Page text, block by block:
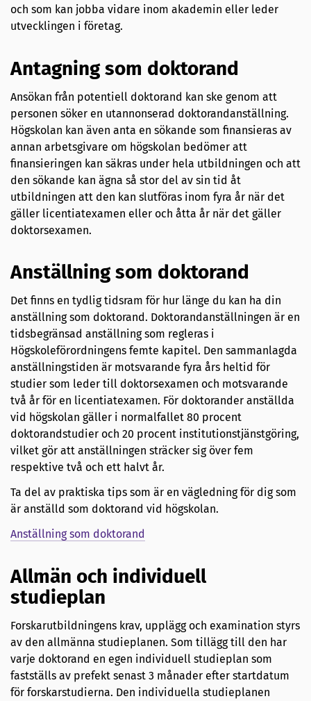
och som kan jobba vidare inom akademin eller leder
utvecklingen i företag.
Antagning som doktorand
Ansökan från potentiell doktorand kan ske genom att
personen söker en utannonserad doktorandanställning.
Högskolan kan även anta en sökande som finansieras av
annan arbetsgivare om högskolan bedömer att
finansieringen kan säkras under hela utbildningen och att
den sökande kan ägna så stor del av sin tid åt
utbildningen att den kan slutföras inom fyra år när det
gäller licentiatexamen eller och åtta år när det gäller
doktorsexamen.
Anställning som doktorand
Det finns en tydlig tidsram för hur länge du kan ha din
anställning som doktorand. Doktorandanställningen är en
tidsbegränsad anställning som regleras i
Högskoleförordningens femte kapitel. Den sammanlagda
anställningstiden är motsvarande fyra års heltid för
studier som leder till doktorsexamen och motsvarande
två år för en licentiatexamen. För doktorander anställda
vid högskolan gäller i normalfallet 80 procent
doktorandstudier och 20 procent institutionstjänstgöring,
vilket gör att anställningen sträcker sig över fem
respektive två och ett halvt år.
Ta del av praktiska tips som är en vägledning för dig som
är anställd som doktorand vid högskolan.
Anställning som doktorand
Allmän och individuell
studieplan
Forskarutbildningens krav, upplägg och examination styrs
av den allmänna studieplanen. Som tillägg till den har
varje doktorand en egen individuell studieplan som
fastställs av prefekt senast 3 månader efter startdatum
för forskarstudierna. Den individuella studieplanen